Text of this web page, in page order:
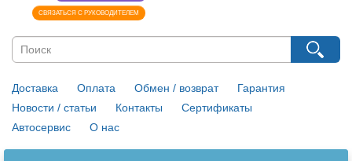
СВЯЗАТЬСЯ С РУКОВОДИТЕЛЕМ
Доставка Оплата Обмен / возврат
Гарантия
Новости / статьи
Контакты
Сертификаты
Автосервис
О нас